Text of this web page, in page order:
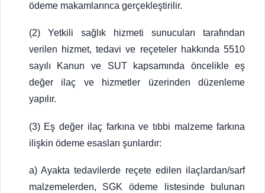
ödeme makamlarınca gerçekleştirilir.
(2) Yetkili sağlık hizmeti sunucuları tarafından
verilen hizmet, tedavi ve reçeteler hakkında 5510
sayılı Kanun ve SUT kapsamında öncelikle eş
değer ilaç ve hizmetler üzerinden düzenleme
yapılır.
(3) Eş değer ilaç farkına ve tıbbi malzeme farkına
ilişkin ödeme esasları şunlardır:
a) Ayakta tedavilerde reçete edilen ilaçlardan/sarf
malzemelerden, SGK ödeme listesinde bulunan